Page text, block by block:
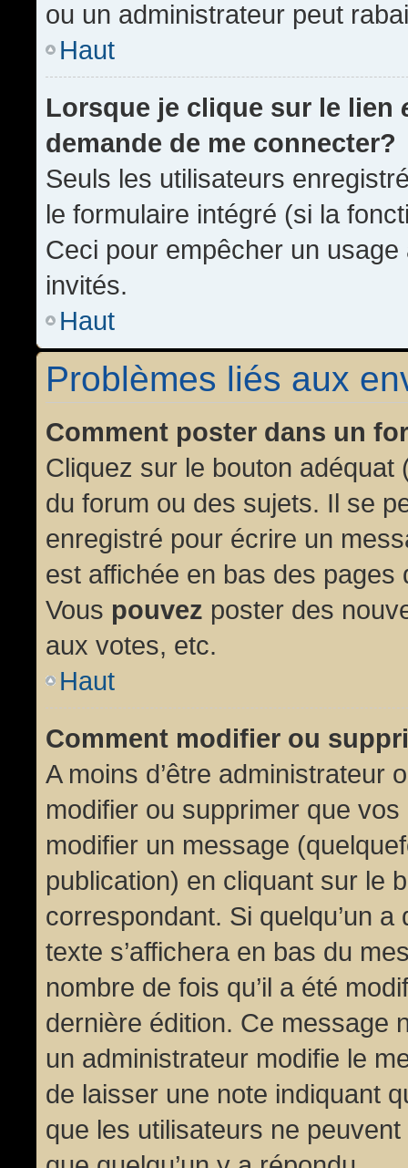
ou un administrateur peut
Haut
Lorsque je clique sur le lien
demande de me connecter?
Seuls les utilisateurs
le formulaire intégré (si la
Ceci pour empêcher un
invités.
Haut
Problèmes liés aux
Comment poster dans un
Cliquez sur le bouton
du forum ou des sujets. Il se
enregistré pour écrire un
est affichée en bas des
Vous pouvez poster des
aux votes, etc.
Haut
Comment modifier ou
A moins d’être administrateur
modifier ou supprimer que
modifier un message
publication) en cliquant sur le
correspondant. Si quelqu’un
texte s’affichera en bas du
nombre de fois qu’il a été
dernière édition. Ce message
un administrateur modifie le
de laisser une note indiquant
que les utilisateurs ne